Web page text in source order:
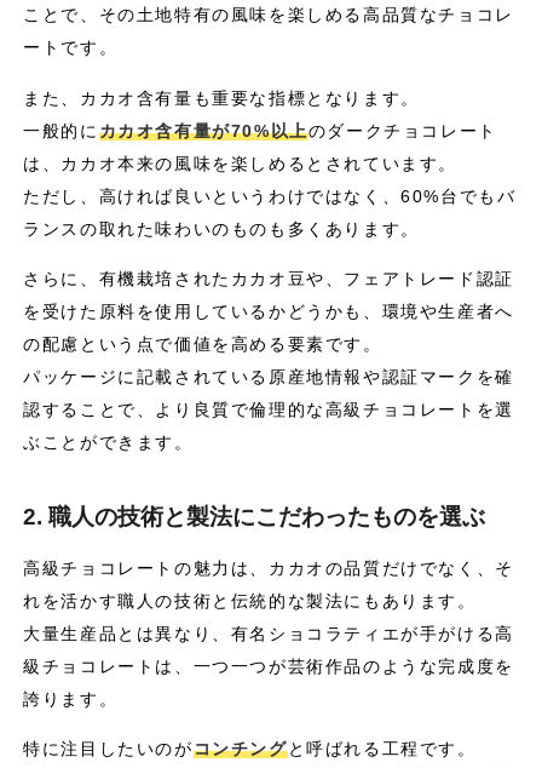
ことで、その土地特有の風味を楽しめる高品質なチョコレ
ートです。
また、カカオ含有量も重要な指標となります。
一般的に カカオ含有量が70%以上のダークチョコレート
は、カカオ本来の風味を楽しめるとされています。
ただし、高ければ良いというわけではなく、60%台でもバ
ランスの取れた味わいのものも多くあります。
さらに、有機栽培されたカカオ豆や、フェアトレード認証
を受けた原料を使用しているかどうかも、環境や生産者へ
の配慮という点で価値を高める要素です。
パッケージに記載されている原産地情報や認証マークを確
認することで、より良質で倫理的な高級チョコレートを選
ぶことができます。
2. 職人の技術と製法にこだわったものを選ぶ
高級チョコレートの魅力は、カカオの品質だけでなく、そ
れを活かす職人の技術と伝統的な製法にもあります。
大量生産品とは異なり、有名ショコラティエが手がける高
級チョコレートは、一つ一つが芸術作品のような完成度を
誇ります。
特に注目したいのがコンチングと呼ばれる工程です。